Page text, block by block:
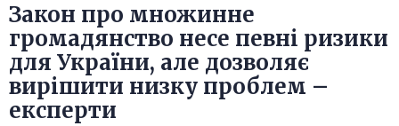
Закон про множинне
громадянство несе певні ризики
для України, але дозволяє
вирішити низку проблем –
експерти